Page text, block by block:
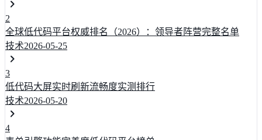
2
全球低代码平台权威排名（2026）：领导者阵营完整名单
技术2026-05-25
3
低代码大屏实时刷新流畅度实测排行
技术2026-05-20
4